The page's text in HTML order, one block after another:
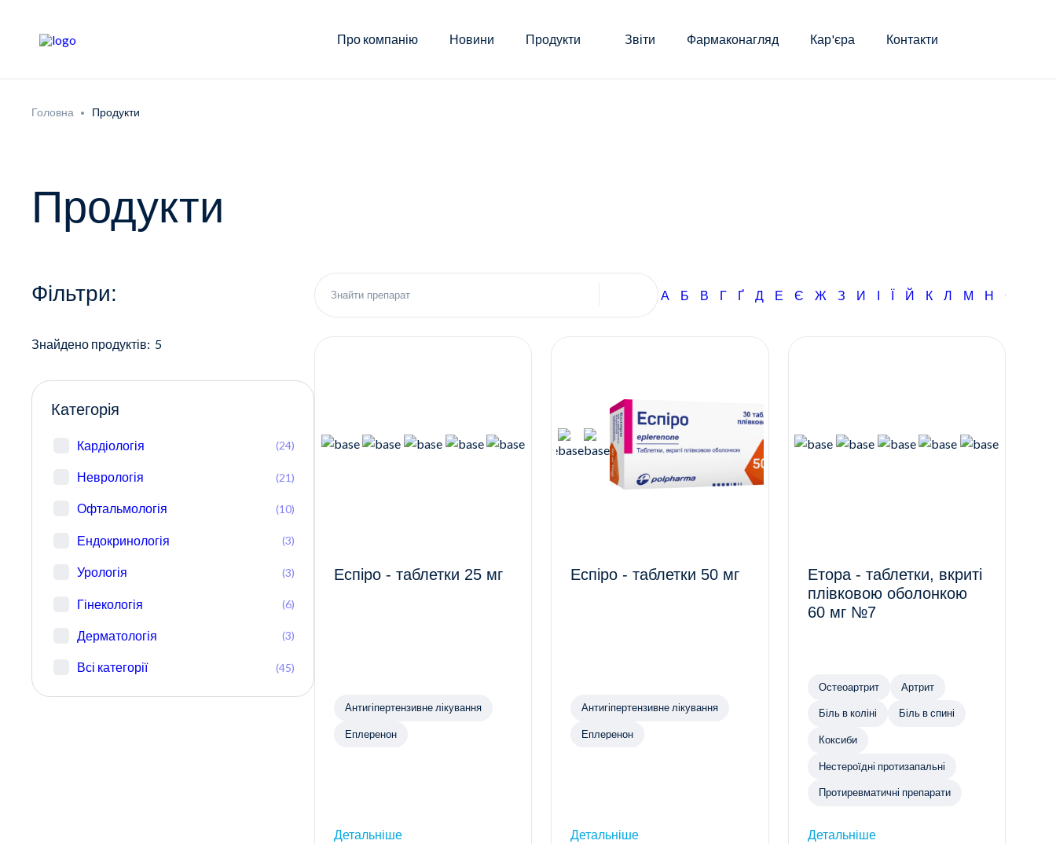
Про компанію Новини Продукти Звіти Фармаконагляд Кар'єра Контакти
Головна Продукти
Продукти
Фільтри:
Знайдено продуктів: 5
Категорія
Кардіологія (24)
Неврологія (21)
Офтальмологія (10)
Ендокринологія (3)
Урологія (3)
Гінекологія (6)
Дерматологія (3)
Всі категорії (45)
А Б В Г Ґ Д Е Є Ж З И І Ї Й К Л М Н О
Еспіро - таблетки 25 мг
Антигіпертензивне лікування
Еплеренон
Детальніше
Еспіро - таблетки 50 мг
Антигіпертензивне лікування
Еплеренон
Детальніше
Етора - таблетки, вкриті
плівковою оболонкою
60 мг №7
Остеоартрит Артрит
Біль в коліні Біль в спині
Коксиби
Нестероїдні протизапальні
Протиревматичні препарати
Детальніше